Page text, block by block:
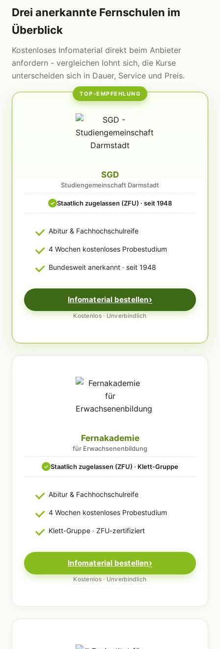
Drei anerkannte Fernschulen im
Überblick
Kostenloses Infomaterial direkt beim Anbieter
anfordern - vergleichen lohnt sich, die Kurse
unterscheiden sich in Dauer, Service und Preis.
TOP-EMPFEHLUNG
SGD
Studiengemeinschaft Darmstadt
✓ Staatlich zugelassen (ZFU) · seit 1948
Abitur & Fachhochschulreife
4 Wochen kostenloses Probestudium
Bundesweit anerkannt · seit 1948
Infomaterial bestellen
Kostenlos · Unverbindlich
Fernakademie
für Erwachsenenbildung
✓ Staatlich zugelassen (ZFU) · Klett-Gruppe
Abitur & Fachhochschulreife
4 Wochen kostenloses Probestudium
Klett-Gruppe · ZFU-zertifiziert
Infomaterial bestellen
Kostenlos · Unverbindlich